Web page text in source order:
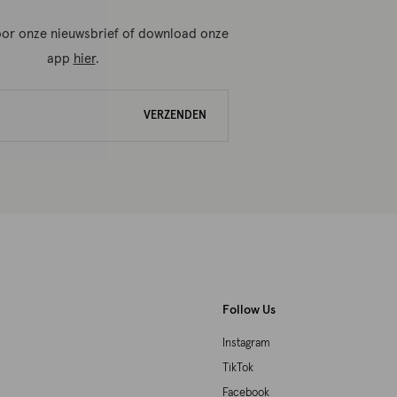
onze nieuwsbrief of download onze
app hier.
VERZENDEN
Follow Us
Instagram
TikTok
Facebook